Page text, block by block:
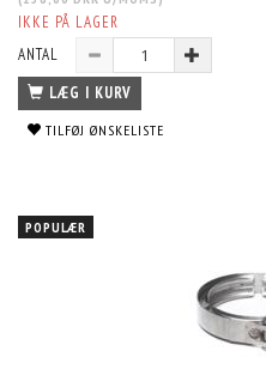
IKKE PÅ LAGER
ANTAL
LÆG I KURV
TILFØJ ØNSKELISTE
POPULÆR